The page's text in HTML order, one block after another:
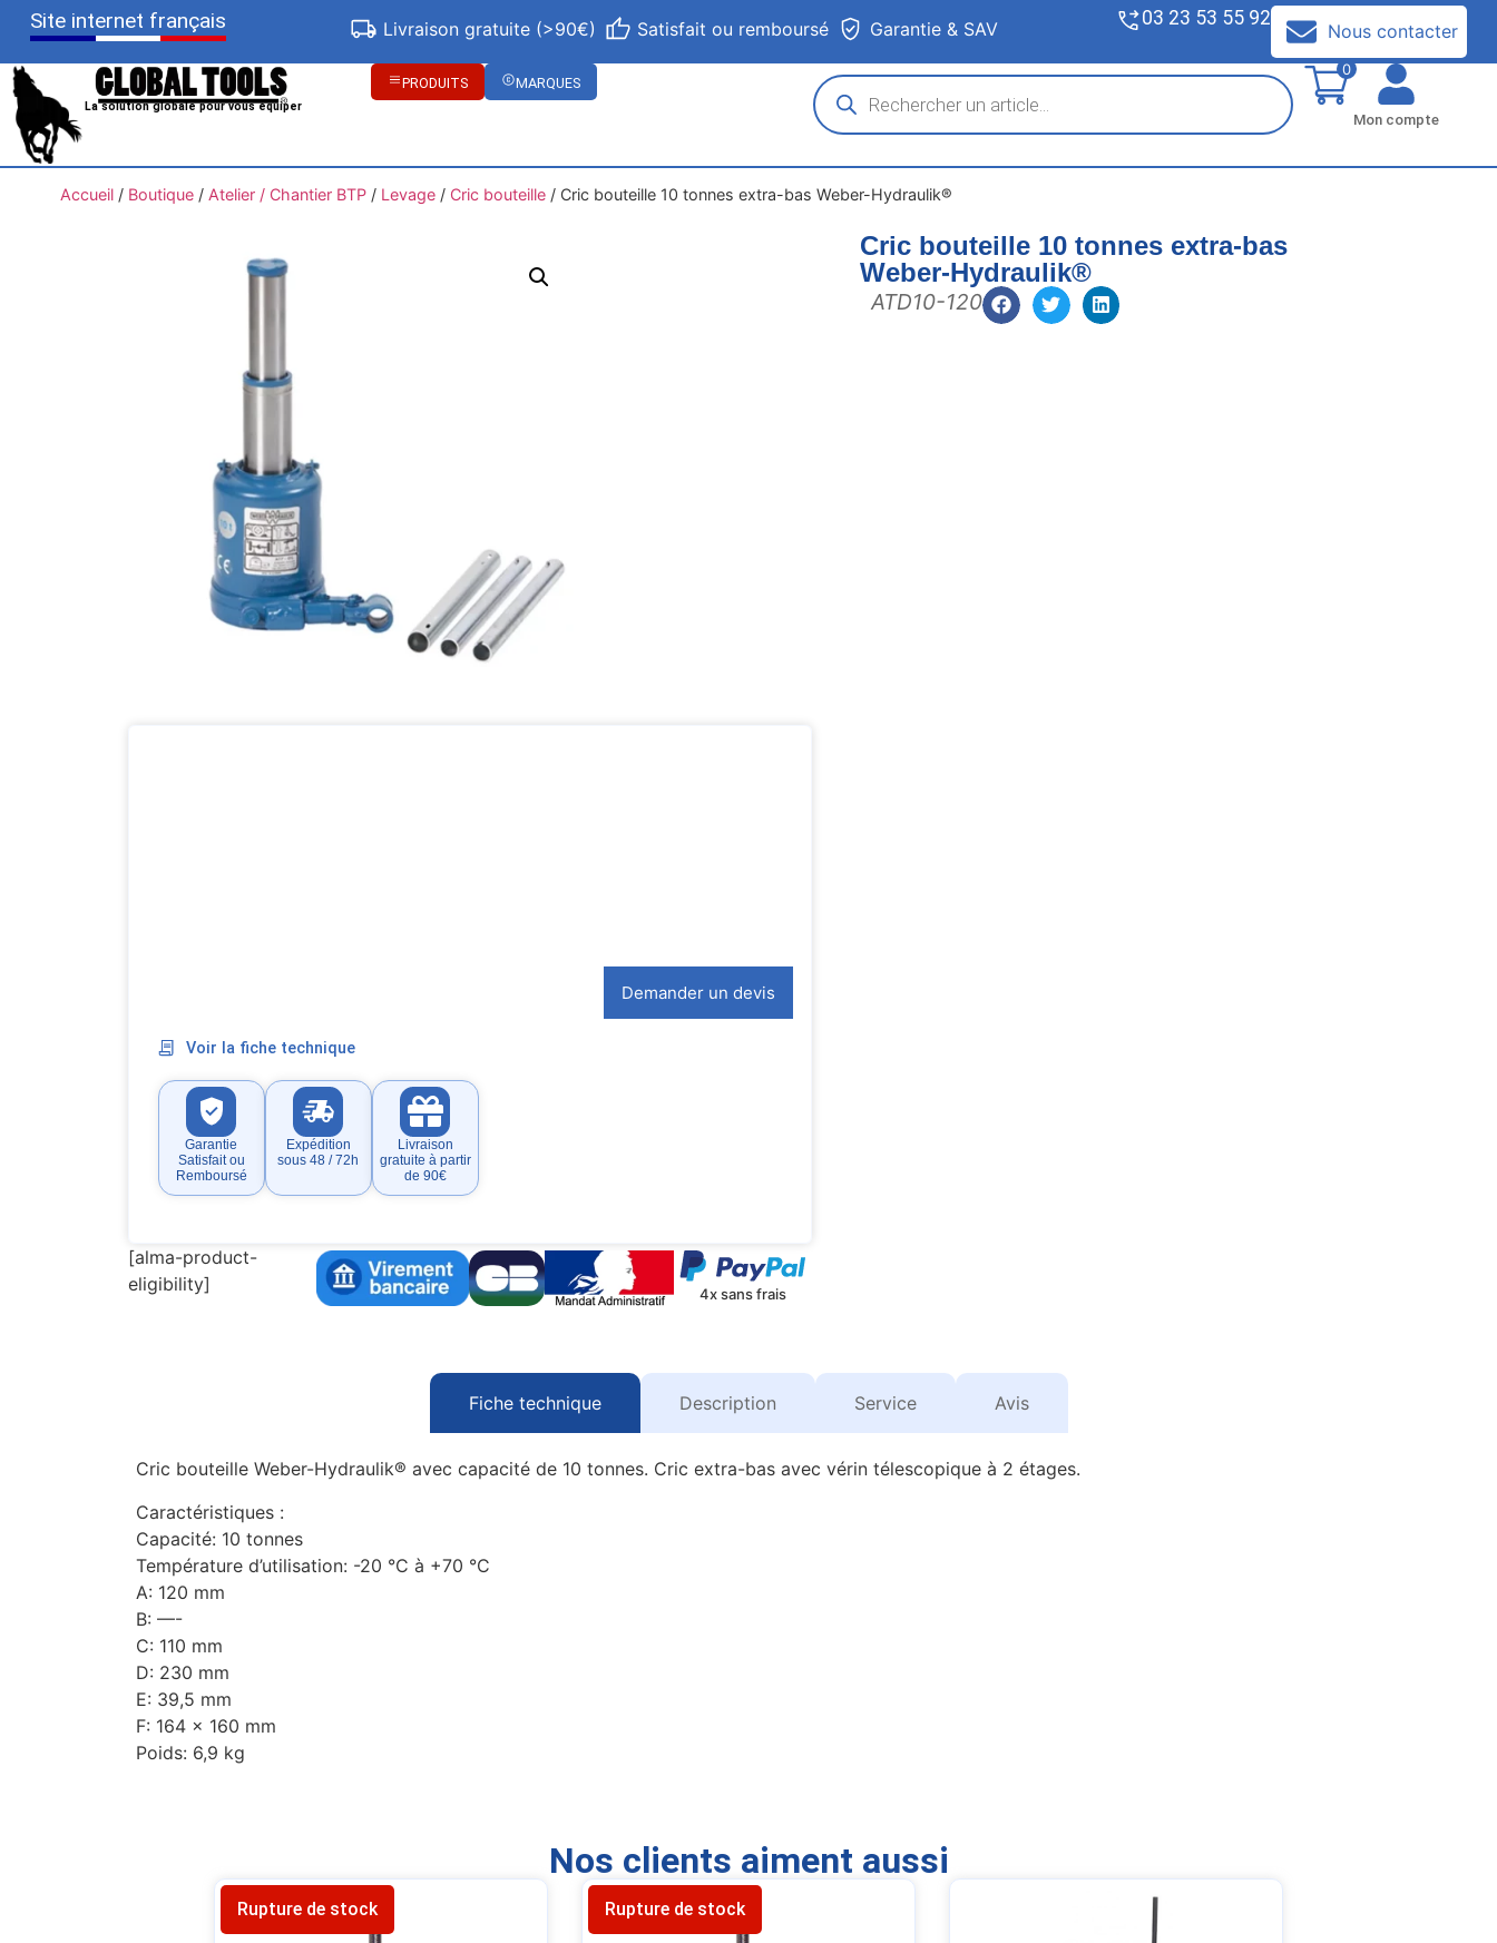
Site internet français Livraison gratuite (>90€) Satisfait ou remboursé Garantie & SAV 03 23 53 55 92
Nous contacter
La solution globale pour vous équiper
PRODUITS MARQUES
0
Mon compte
Accueil/ Boutique/ Atelier / Chantier BTP/ Levage/ Cric bouteille/ Cric bouteille 10 tonnes extra-bas Weber-Hydraulik®
Cric bouteille 10 tonnes extra-bas
Weber-Hydraulik®
ATD10-120
Demander un devis
Voir la fiche technique
Garantie
Satisfait ou
Remboursé
Expédition
sous 48 / 72h
Livraison
gratuite à partir
de 90€
[alma-product-
eligibility]
4x sans frais
Fiche technique Description Service Avis
Cric bouteille Weber-Hydraulik® avec capacité de 10 tonnes. Cric extra-bas avec vérin télescopique à 2 étages.
Caractéristiques :
Capacité: 10 tonnes
Température d’utilisation: -20 °C à +70 °C
A: 120 mm
B: —-
C: 110 mm
D: 230 mm
E: 39,5 mm
F: 164 x 160 mm
Poids: 6,9 kg
Nos clients aiment aussi
Rupture de stock Rupture de stock